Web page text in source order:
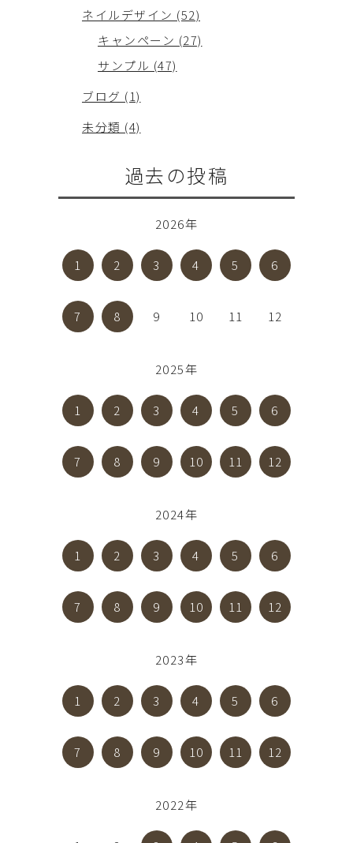
ネイルデザイン (52)
キャンペーン (27)
サンプル (47)
ブログ (1)
未分類 (4)
過去の投稿
2026年
1 2 3 4 5 6
7 8 9 10 11 12
2025年
1 2 3 4 5 6
7 8 9 10 11 12
2024年
1 2 3 4 5 6
7 8 9 10 11 12
2023年
1 2 3 4 5 6
7 8 9 10 11 12
2022年